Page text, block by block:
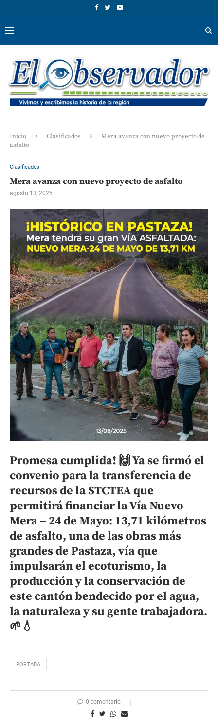
Inicio Clasificados
Mera avanza con nuevo proyecto de
asfalto
Clasificados
Mera avanza con nuevo proyecto de asfalto
agosto 13, 2025
Promesa cumplida! 🙌 Ya se firmó el
convenio para la transferencia de
recursos de la STCTEA que
permitirá financiar la Vía Nuevo
Mera – 24 de Mayo: 13,71 kilómetros
de asfalto, una de las obras más
grandes de Pastaza, vía que
impulsarán el ecoturismo, la
producción y la conservación de
este cantón bendecido por el agua,
la naturaleza y su gente trabajadora.
🌱💧
PORTADA
0 comentario